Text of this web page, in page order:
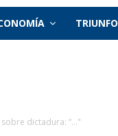
La
TRIUNFO
dictadura: “..."